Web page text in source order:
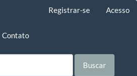
Registrar-se Acesso
Contato
Buscar